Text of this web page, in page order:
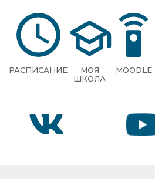
РАСПИСАНИЕ
МОЯ
ШКОЛА
MOODLE